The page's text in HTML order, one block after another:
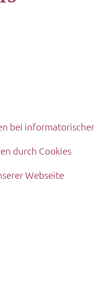
bei
durch Cookies
Webseite